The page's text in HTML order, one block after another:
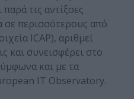
τις αντίξοες
σε περισσότερους από
ICAP), αριθμεί
και συνεισφέρει στο
και με τα
IT Observatory.